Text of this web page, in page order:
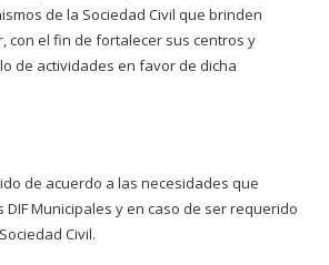
de la Sociedad Civil que brinden
con el fin de fortalecer sus centros y
de actividades en favor de dicha
de acuerdo a las necesidades que
Municipales y en caso de ser requerido
Civil.